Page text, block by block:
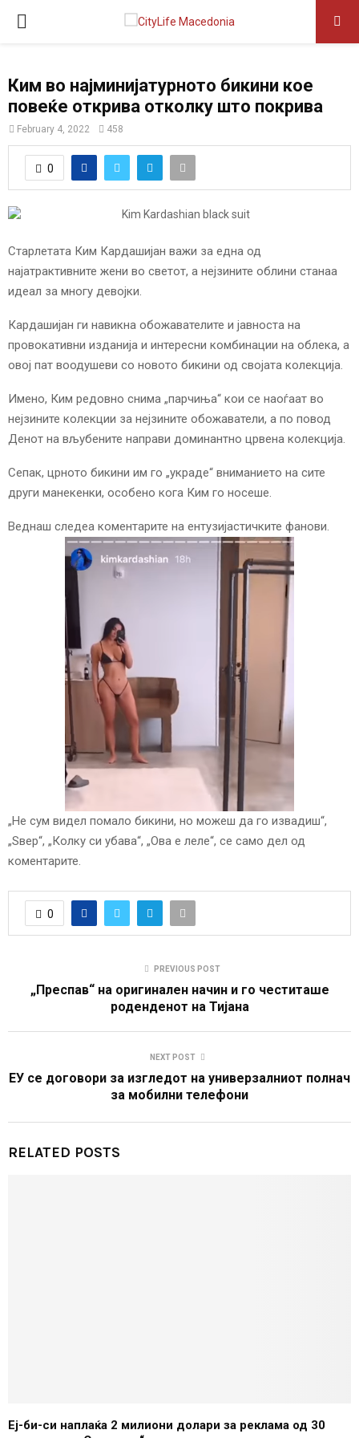
P
I
M
A
Y
M
E
N
Ким во најминијатурното бикини кое
повеќе открива отколку што покрива
February 4, 2022 458
0
Старлетата Ким Кардашијан важи за една од
најатрактивните жени во светот, а нејзините облини станаа
идеал за многу девојки.
Кардашијан ги навикна обожавателите и јавноста на
провокативни изданија и интересни комбинации на облека, а
овој пат воодушеви со новото бикини од својата колекција.
Имено, Ким редовно снима „парчиња“ кои се наоѓаат во
нејзините колекции за нејзините обожаватели, а по повод
Денот на вљубените направи доминантно црвена колекција.
Сепак, црното бикини им го „украде“ вниманието на сите
други манекенки, особено кога Ким го носеше.
Веднаш следеа коментарите на ентузијастичките фанови.
„Не сум видел помало бикини, но можеш да го извадиш“,
„Ѕвер“, „Колку си убава“, „Ова е леле“, се само дел од
коментарите.
0
PREVIOUS POST
„Преспав“ на оригинален начин и го честиташе
роденденот на Тијана
NEXT POST
ЕУ се договори за изгледот на универзалниот полнач
за мобилни телефони
RELATED POSTS
Еј-би-си наплаќа 2 милиони долари за реклама од 30